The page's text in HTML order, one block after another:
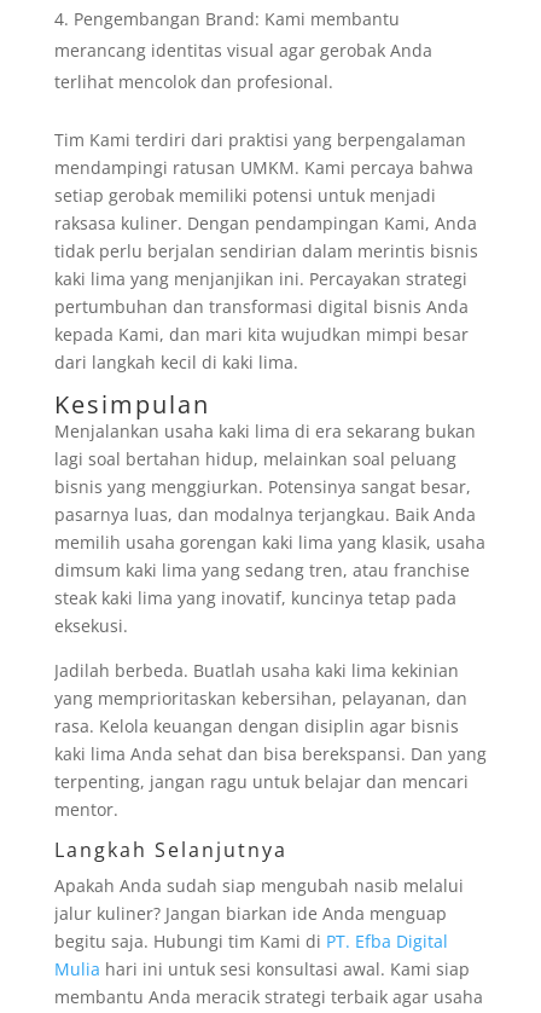
Pengembangan Brand: Kami membantu
merancang identitas visual agar gerobak Anda
terlihat mencolok dan profesional.
Tim Kami terdiri dari praktisi yang berpengalaman
mendampingi ratusan UMKM. Kami percaya bahwa
setiap gerobak memiliki potensi untuk menjadi
raksasa kuliner. Dengan pendampingan Kami, Anda
tidak perlu berjalan sendirian dalam merintis bisnis
kaki lima yang menjanjikan ini. Percayakan strategi
pertumbuhan dan transformasi digital bisnis Anda
kepada Kami, dan mari kita wujudkan mimpi besar
dari langkah kecil di kaki lima.
Kesimpulan
Menjalankan usaha kaki lima di era sekarang bukan
lagi soal bertahan hidup, melainkan soal peluang
bisnis yang menggiurkan. Potensinya sangat besar,
pasarnya luas, dan modalnya terjangkau. Baik Anda
memilih usaha gorengan kaki lima yang klasik, usaha
dimsum kaki lima yang sedang tren, atau franchise
steak kaki lima yang inovatif, kuncinya tetap pada
eksekusi.
Jadilah berbeda. Buatlah usaha kaki lima kekinian
yang memprioritaskan kebersihan, pelayanan, dan
rasa. Kelola keuangan dengan disiplin agar bisnis
kaki lima Anda sehat dan bisa berekspansi. Dan yang
terpenting, jangan ragu untuk belajar dan mencari
mentor.
Langkah Selanjutnya
Apakah Anda sudah siap mengubah nasib melalui
jalur kuliner? Jangan biarkan ide Anda menguap
begitu saja. Hubungi tim Kami di PT. Efba Digital
Mulia hari ini untuk sesi konsultasi awal. Kami siap
membantu Anda meracik strategi terbaik agar usaha